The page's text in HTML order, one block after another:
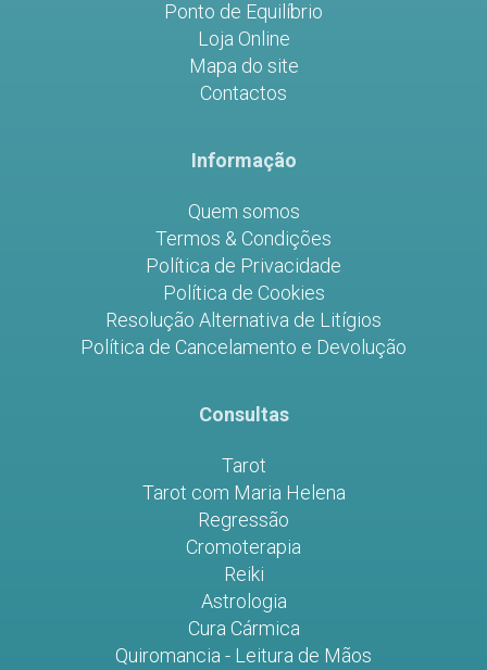
Ponto de Equilíbrio
Loja Online
Mapa do site
Contactos
Informação
Quem somos
Termos & Condições
Política de Privacidade
Política de Cookies
Resolução Alternativa de Litígios
Política de Cancelamento e Devolução
Consultas
Tarot
Tarot com Maria Helena
Regressão
Cromoterapia
Reiki
Astrologia
Cura Cármica
Quiromancia - Leitura de Mãos